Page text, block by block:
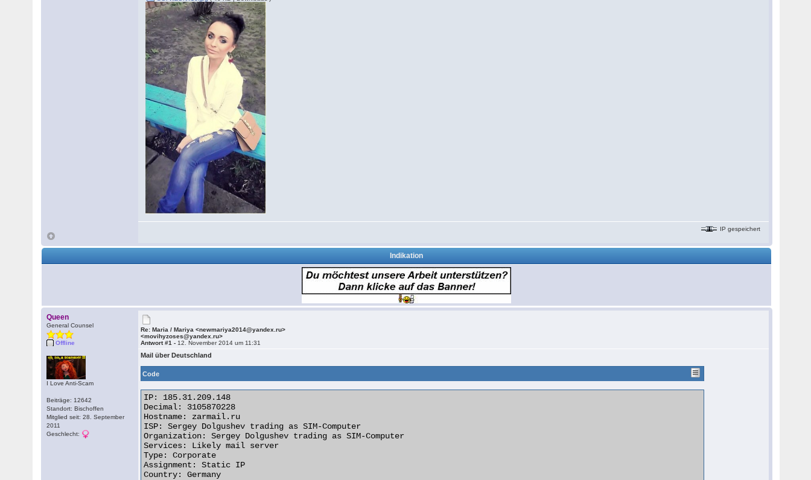
IP gespeichert
Indikation
Queen
General Counsel
Offline
I Love Anti-Scam
Beiträge: 12642
Standort: Bischoffen
Mitglied seit: 28. September
2011
Geschlecht:
Re: Maria / Mariya <newmariya2014@yandex.ru>
<movihyzoses@yandex.ru>
Antwort #1 - 12. November 2014 um 11:31
Mail über Deutschland
Code
IP: 185.31.209.148
Decimal: 3105870228
Hostname: zarmail.ru
ISP: Sergey Dolgushev trading as SIM-Computer
Organization: Sergey Dolgushev trading as SIM-Computer
Services: Likely mail server
Type: Corporate
Assignment: Static IP
Country: Germany